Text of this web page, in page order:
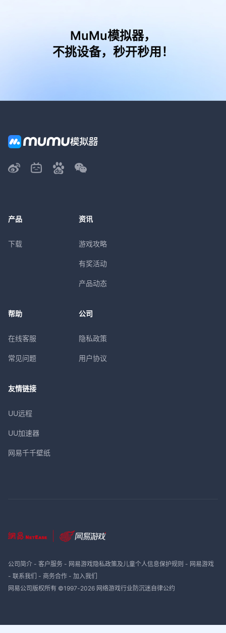
MuMu模拟器，
不挑设备，秒开秒用！
产品
下载
资讯
游戏攻略
有奖活动
产品动态
帮助
在线客服
常见问题
公司
隐私政策
用户协议
友情链接
UU远程
UU加速器
网易千千壁纸
公司简介- 客户服务- 网易游戏隐私政策及儿童个人信息保护规则 - 网易游戏
- 联系我们 - 商务合作- 加入我们
网易公司版权所有 ©1997-2026 网络游戏行业防沉迷自律公约